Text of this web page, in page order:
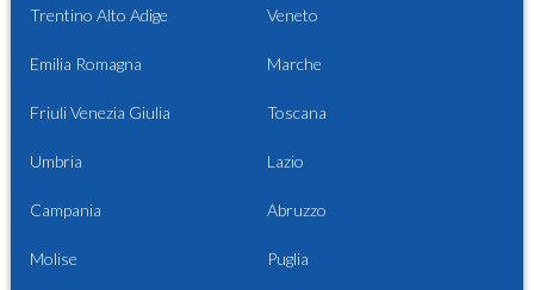
Trentino Alto Adige Veneto
Emilia Romagna Marche
Friuli Venezia Giulia Toscana
Umbria Lazio
Campania Abruzzo
Molise Puglia